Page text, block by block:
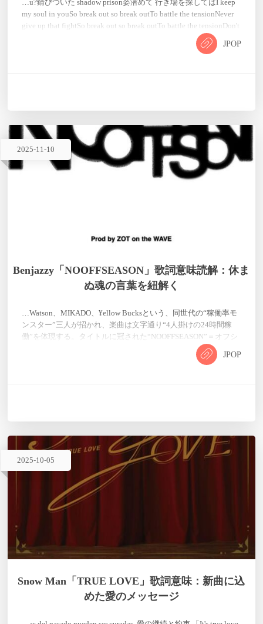
JPOP
…u?錆びついた shadow prison姿潜めて 行き場を探してはI keep
my soul in youSo break out so break outTo battle the tensionNever
give up that fightSo break out so break outTo battle the tensionDon't
let it claim your light rise果てなきを彷徨う 飽く無き声が足枷を
2025-11-10
Benjazzy「NOOFFSEASON」歌詞意味読解：休ま
ぬ魂の言葉を紐解く
JPOP
…Watson、MIKADO、¥ellow Bucksという、同世代の“稼働率モ
ンスター”三人が招かれ、楽曲は文字通り“4人掛けの24時間稼
働”を体現する。タイトルに冠された“NOOFFSEASON”＝オフシ
ーズンなし。プロスポーツ選手がレギュラー・シーズン外に身
体を鍛える“オフ”を、ヒップホップに当てはめた概念は存在し
2025-10-05
Snow Man「TRUE LOVE」歌詞意味：新曲に込
めた愛のメッセージ